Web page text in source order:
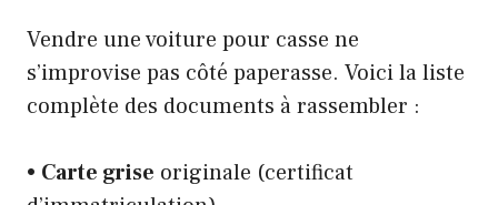
Vendre une voiture pour casse ne
s’improvise pas côté paperasse. Voici la liste
complète des documents à rassembler :
• Carte grise originale (certificat